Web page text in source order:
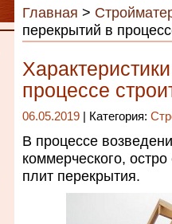
Главная >
перекрытий в
процессе
06.05.2019 | Категория:
В процессе
коммерческого,
плит перекрытия.